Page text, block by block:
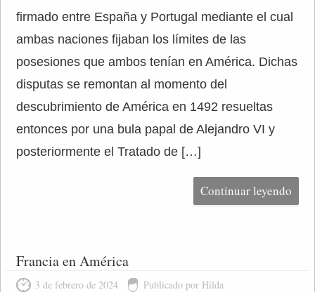
firmado entre España y Portugal mediante el cual
ambas naciones fijaban los límites de las
posesiones que ambos tenían en América. Dichas
disputas se remontan al momento del
descubrimiento de América en 1492 resueltas
entonces por una bula papal de Alejandro VI y
posteriormente el Tratado de […]
Continuar leyendo
Francia en América
3 de febrero de 2024 Publicado por Hilda